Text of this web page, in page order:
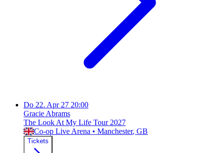
Do 22. Apr 27 20:00
Gracie Abrams
The Look At My Life Tour 2027
Co-op Live Arena • Manchester, GB
Tickets